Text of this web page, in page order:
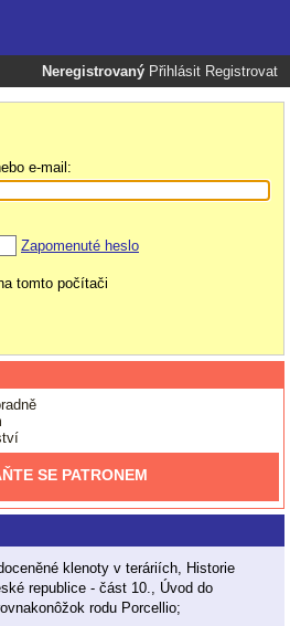
Neregistrovaný Přihlásit Registrovat
e-mail:
Zapomenuté heslo
tomto počítači
SE PATRONEM
klenoty v teráriích, Historie
republice - část 10., Úvod do
rodu Porcellio;